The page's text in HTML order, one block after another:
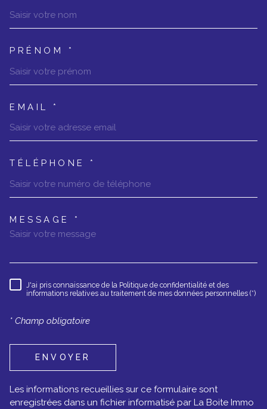
PRÉNOM *
EMAIL *
TÉLÉPHONE *
TRAD_MELTEM_VOREDEMANDE
MESSAGE *
RÈGLEMENTATION
J'ai pris connaissance de la Politique de confidentialité et des
informations relatives au traitement de mes données personnelles (*)
* Champ obligatoire
ENVOYER
Les informations recueillies sur ce formulaire sont
enregistrées dans un fichier informatisé par La Boite Immo